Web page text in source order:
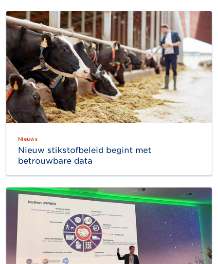
Nieuws
Nieuw stikstofbeleid begint met
betrouwbare data